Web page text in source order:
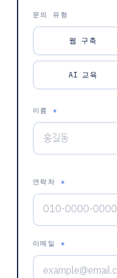
문의 유형
웹 구축
AI 교육
이름*
연락처 *
이메일 *